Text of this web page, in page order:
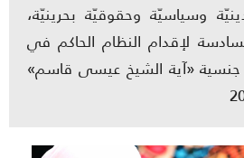
وحقوقيّة بحرينيّة،
لإقدام النظام الحاكم في
«آية الشيخ عيسى قاسم»